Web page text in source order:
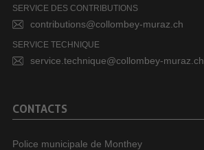
SERVICE DES CONTRIBUTIONS
contributions@collombey-muraz.ch
SERVICE TECHNIQUE
service.technique@collombey-muraz.ch
CONTACTS
Police municipale de Monthey